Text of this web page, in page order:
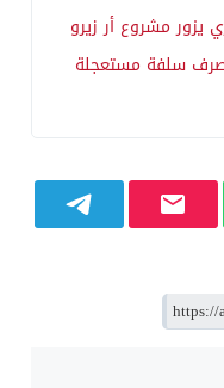
يزور مشروع أر زيرو
صرف سلفة مستعجلة